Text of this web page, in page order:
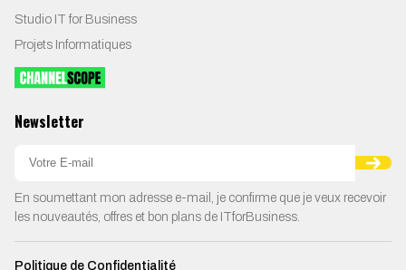
Studio IT for Business
Projets Informatiques
Newsletter
En soumettant mon adresse e-mail, je confirme que je veux recevoir
les nouveautés, offres et bon plans de ITforBusiness.
Politique de Confidentialité